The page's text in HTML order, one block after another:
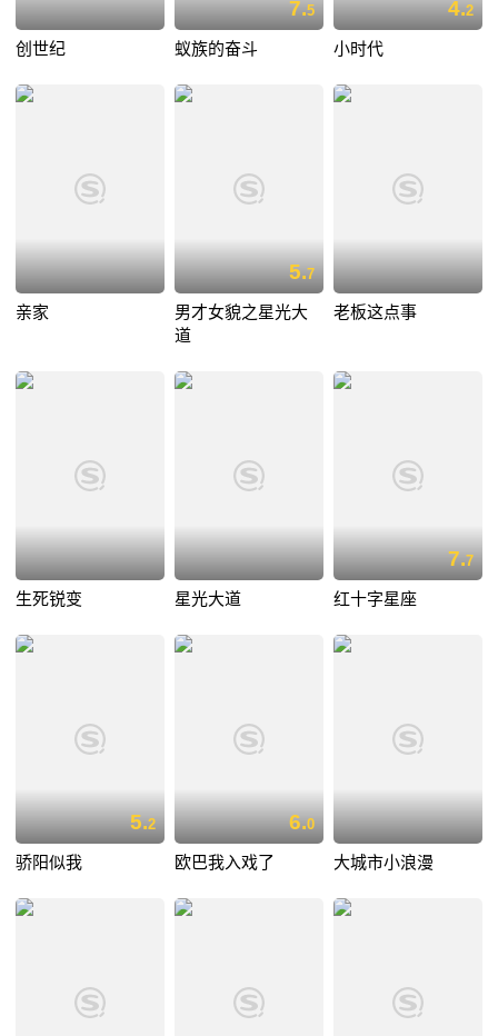
创世纪
7.5
蚁族的奋斗
4.2
小时代
亲家
5.7
男才女貌之星光大
道
老板这点事
生死锐变 星光大道
7.7
红十字星座
5.2
骄阳似我
6.0
欧巴我入戏了 大城市小浪漫